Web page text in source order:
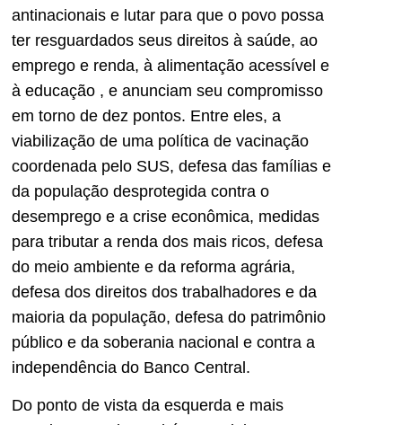
antinacionais e lutar para que o povo possa
ter resguardados seus direitos à saúde, ao
emprego e renda, à alimentação acessível e
à educação , e anunciam seu compromisso
em torno de dez pontos. Entre eles, a
viabilização de uma política de vacinação
coordenada pelo SUS, defesa das famílias e
da população desprotegida contra o
desemprego e a crise econômica, medidas
para tributar a renda dos mais ricos, defesa
do meio ambiente e da reforma agrária,
defesa dos direitos dos trabalhadores e da
maioria da população, defesa do patrimônio
público e da soberania nacional e contra a
independência do Banco Central.
Do ponto de vista da esquerda e mais